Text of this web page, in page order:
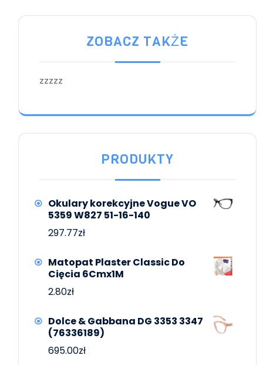
ZOBACZ TAKŻE
zzzzz
PRODUKTY
Okulary korekcyjne Vogue VO
5359 W827 51-16-140
297.77zł
Matopat Plaster Classic Do
Cięcia 6Cmx1M
2.80zł
Dolce & Gabbana DG 3353 3347
(76336189)
695.00zł